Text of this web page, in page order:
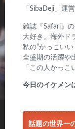
「SibaDeji」運
雑誌『Safari』
大好き。海外ド
私の“かっこいい
全盛期の活躍や
「この人かっこ
今日のイケメン
話題の世界一